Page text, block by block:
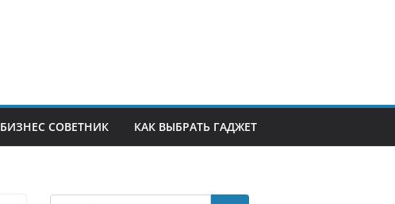
БИЗНЕС СОВЕТНИК КАК ВЫБРАТЬ ГАДЖЕТ